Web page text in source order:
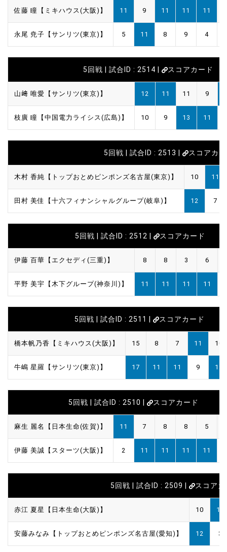
佐藤 瞳【ミキハウス(大阪)】 11 9 11 11 11
永尾 尭子【サンリツ(東京)】 5 11 8 9 4
5回戦 | 試合ID : 2514 | スコアカード
山﨑 唯愛【サンリツ(東京)】 12 11 11 9
枝廣 瞳【中国電力ライシス(広島)】 10 9 13 11
5回戦 | 試合ID : 2513 | スコアカ
木村 香純【トップおとめピンポンズ名古屋(東京)】 10 11
田村 美佳【十六フィナンシャルグループ(岐阜)】 12 7
5回戦 | 試合ID : 2512 | スコアカード
伊藤 百華【エクセディ(三重)】 8 8 3 6
平野 美宇【木下グループ(神奈川)】 11 11 11 11
5回戦 | 試合ID : 2511 | スコアカード
橋本帆乃香【ミキハウス(大阪)】 15 8 7 11 10
牛嶋 星羅【サンリツ(東京)】 17 11 11 9 12
5回戦 | 試合ID : 2510 | スコアカード
麻生 麗名【日本生命(佐賀)】 11 7 8 8 5
伊藤 美誠【スターツ(大阪)】 2 11 11 11 11
5回戦 | 試合ID : 2509 | スコア
赤江 夏星【日本生命(大阪)】 10 11
安藤みなみ【トップおとめピンポンズ名古屋(愛知)】 12 3